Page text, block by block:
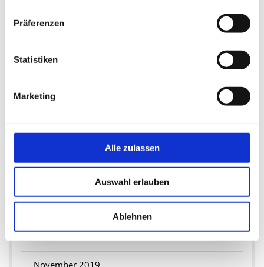
Präferenzen
Statistiken
Marketing
Alle zulassen
Auswahl erlauben
Ablehnen
April 2021
August 2020
Mai 2020
Dezember 2019